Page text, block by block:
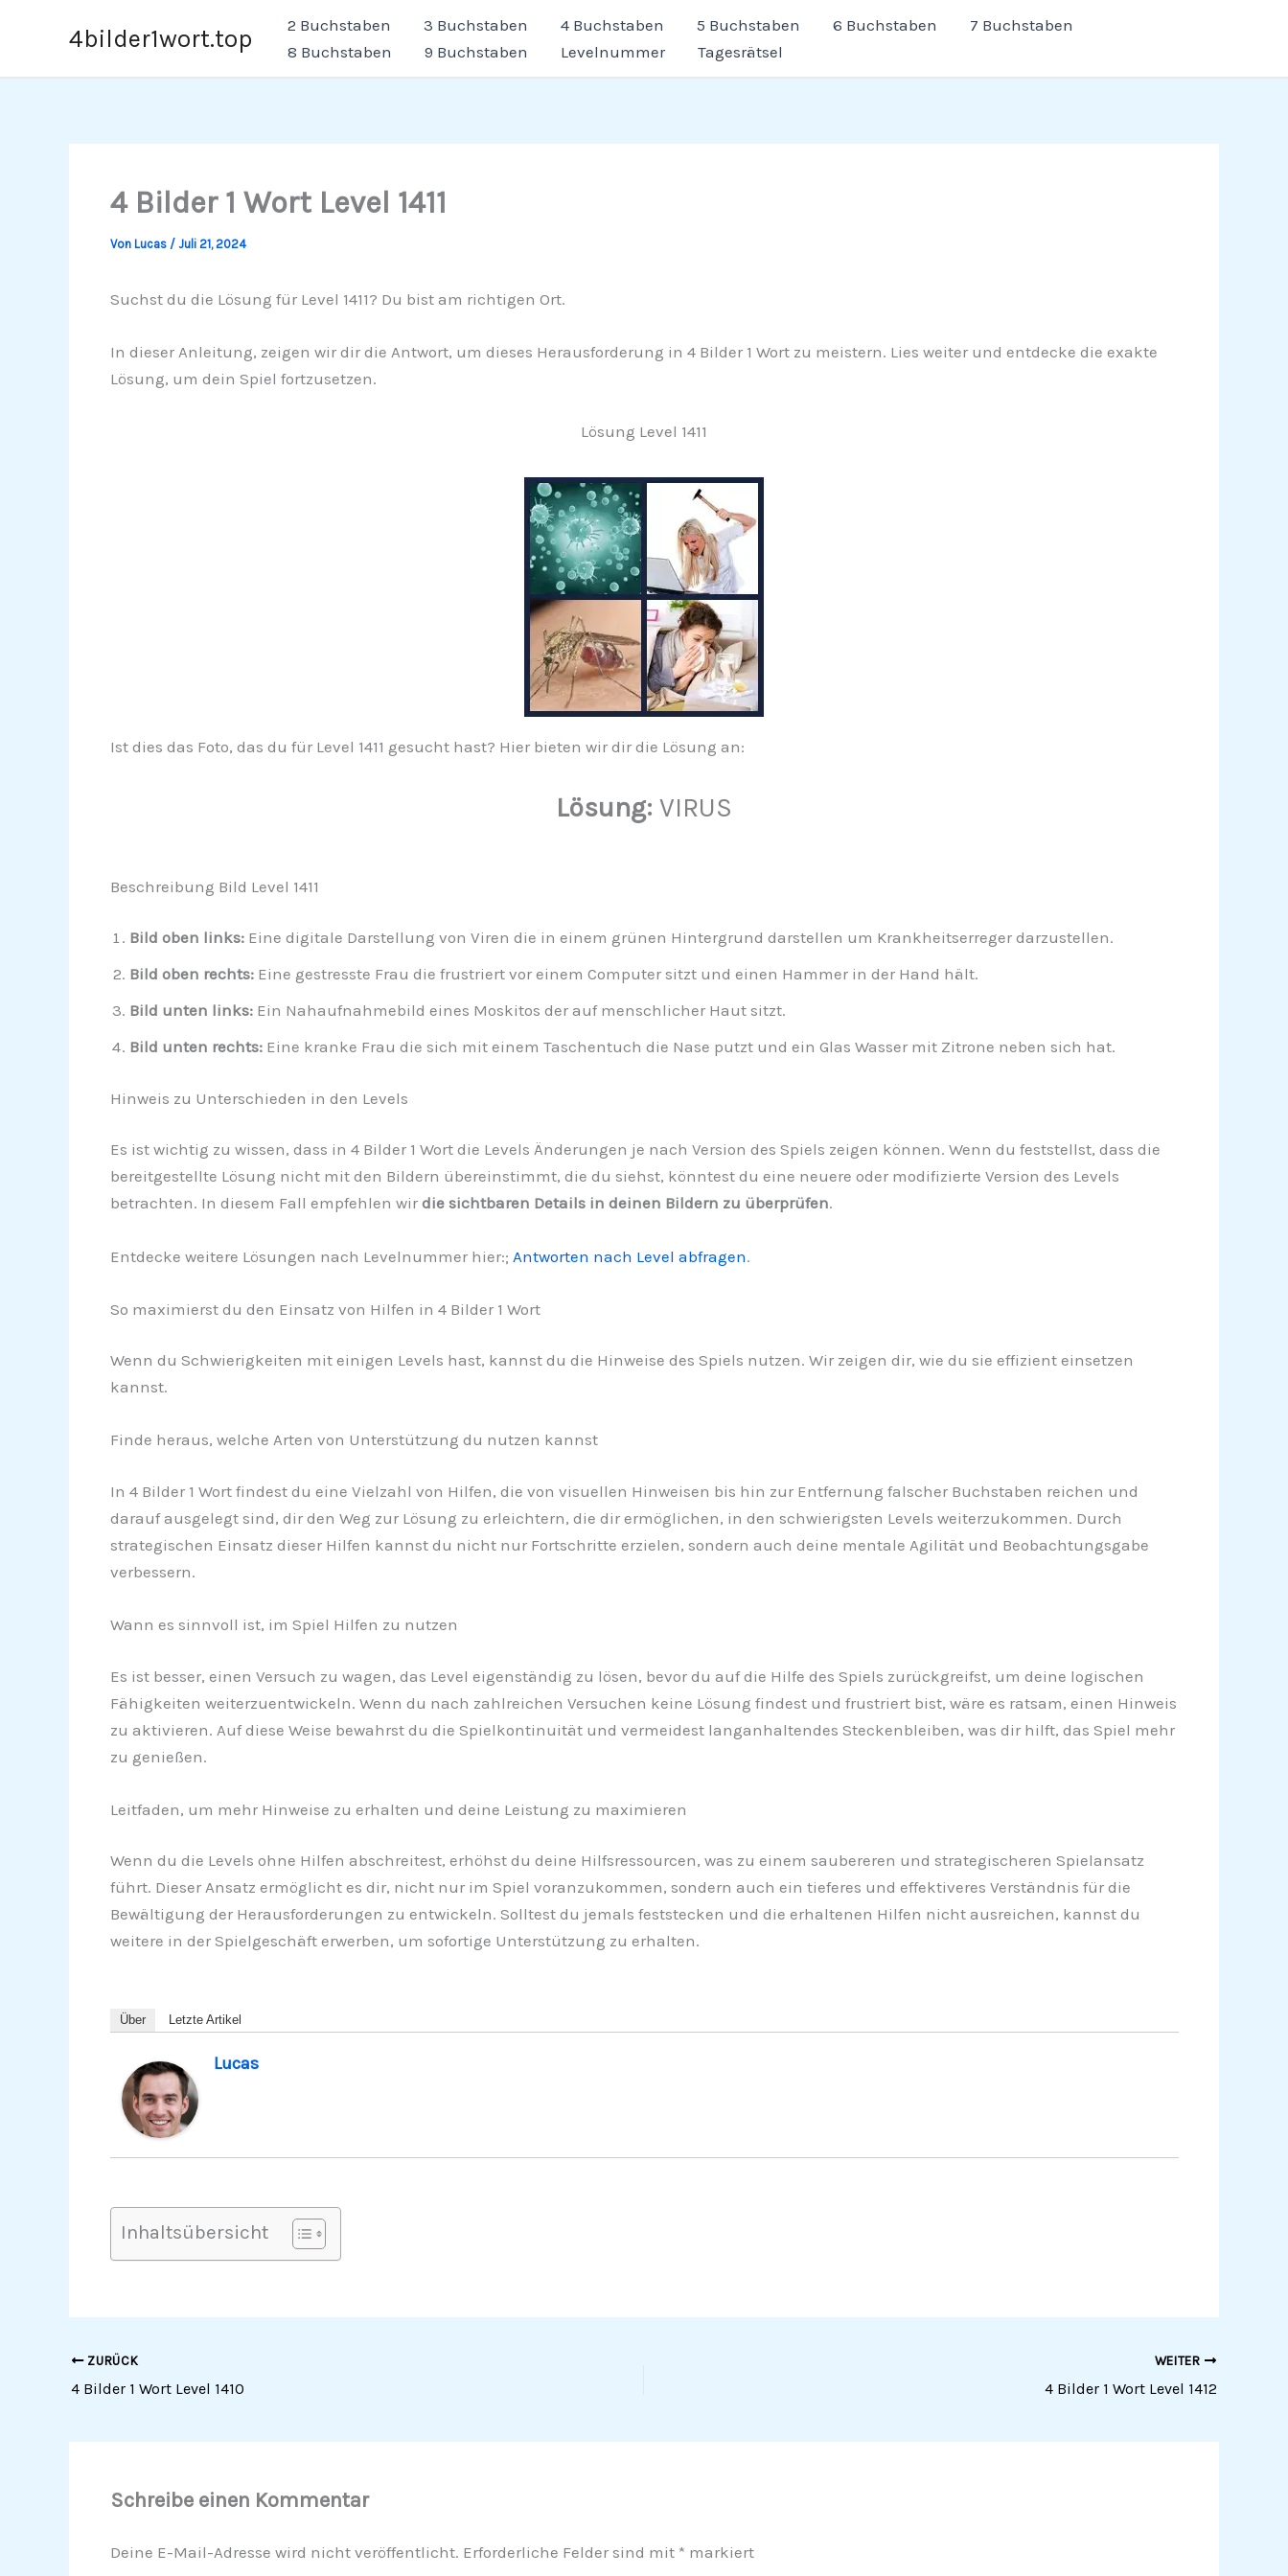
4bilder1wort.top 2 Buchstaben 3 Buchstaben 4 Buchstaben 5 Buchstaben 6 Buchstaben
7 Buchstaben
8 Buchstaben
9 Buchstaben Levelnummer Tagesrätsel
4 Bilder 1 Wort Level 1411
Von Lucas / Juli 21, 2024
Suchst du die Lösung für Level 1411? Du bist am richtigen Ort.
In dieser Anleitung, zeigen wir dir die Antwort, um dieses Herausforderung in 4 Bilder 1 Wort zu meistern. Lies weiter und entdecke die exakte
Lösung, um dein Spiel fortzusetzen.
Lösung Level 1411
Ist dies das Foto, das du für Level 1411 gesucht hast? Hier bieten wir dir die Lösung an:
Lösung: VIRUS
Beschreibung Bild Level 1411
Bild oben links:Eine digitale Darstellung von Viren die in einem grünen Hintergrund darstellen um Krankheitserreger darzustellen.
Bild oben rechts:Eine gestresste Frau die frustriert vor einem Computer sitzt und einen Hammer in der Hand hält.
Bild unten links:Ein Nahaufnahmebild eines Moskitos der auf menschlicher Haut sitzt.
Bild unten rechts:Eine kranke Frau die sich mit einem Taschentuch die Nase putzt und ein Glas Wasser mit Zitrone neben sich hat.
Hinweis zu Unterschieden in den Levels
Es ist wichtig zu wissen, dass in 4 Bilder 1 Wort die Levels Änderungen je nach Version des Spiels zeigen können. Wenn du feststellst, dass die
bereitgestellte Lösung nicht mit den Bildern übereinstimmt, die du siehst, könntest du eine neuere oder modifizierte Version des Levels
betrachten. In diesem Fall empfehlen wir die sichtbaren Details in deinen Bildern zu überprüfen.
Entdecke weitere Lösungen nach Levelnummer hier:; Antworten nach Level abfragen.
So maximierst du den Einsatz von Hilfen in 4 Bilder 1 Wort
Wenn du Schwierigkeiten mit einigen Levels hast, kannst du die Hinweise des Spiels nutzen. Wir zeigen dir, wie du sie effizient einsetzen
kannst.
Finde heraus, welche Arten von Unterstützung du nutzen kannst
In 4 Bilder 1 Wort findest du eine Vielzahl von Hilfen, die von visuellen Hinweisen bis hin zur Entfernung falscher Buchstaben reichen und
darauf ausgelegt sind, dir den Weg zur Lösung zu erleichtern, die dir ermöglichen, in den schwierigsten Levels weiterzukommen. Durch
strategischen Einsatz dieser Hilfen kannst du nicht nur Fortschritte erzielen, sondern auch deine mentale Agilität und Beobachtungsgabe
verbessern.
Wann es sinnvoll ist, im Spiel Hilfen zu nutzen
Es ist besser, einen Versuch zu wagen, das Level eigenständig zu lösen, bevor du auf die Hilfe des Spiels zurückgreifst, um deine logischen
Fähigkeiten weiterzuentwickeln. Wenn du nach zahlreichen Versuchen keine Lösung findest und frustriert bist, wäre es ratsam, einen Hinweis
zu aktivieren. Auf diese Weise bewahrst du die Spielkontinuität und vermeidest langanhaltendes Steckenbleiben, was dir hilft, das Spiel mehr
zu genießen.
Leitfaden, um mehr Hinweise zu erhalten und deine Leistung zu maximieren
Wenn du die Levels ohne Hilfen abschreitest, erhöhst du deine Hilfsressourcen, was zu einem saubereren und strategischeren Spielansatz
führt. Dieser Ansatz ermöglicht es dir, nicht nur im Spiel voranzukommen, sondern auch ein tieferes und effektiveres Verständnis für die
Bewältigung der Herausforderungen zu entwickeln. Solltest du jemals feststecken und die erhaltenen Hilfen nicht ausreichen, kannst du
weitere in der Spielgeschäft erwerben, um sofortige Unterstützung zu erhalten.
Über Letzte Artikel
Lucas
Inhaltsübersicht
ZURÜCK
4 Bilder 1 Wort Level 1410
WEITER
4 Bilder 1 Wort Level 1412
Schreibe einen Kommentar
Deine E-Mail-Adresse wird nicht veröffentlicht. Erforderliche Felder sind mit * markiert